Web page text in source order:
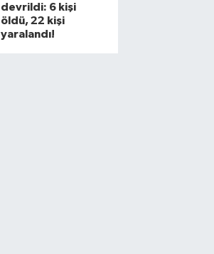
devrildi: 6 kişi
öldü, 22 kişi
yaralandı!